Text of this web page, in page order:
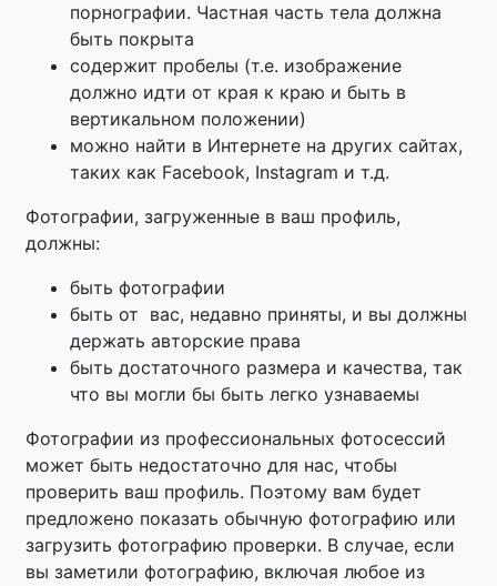
порнографии. Частная часть тела должна
быть покрыта
содержит пробелы (т.е. изображение
должно идти от края к краю и быть в
вертикальном положении)
можно найти в Интернете на других сайтах,
таких как Facebook, Instagram и т.д.
Фотографии, загруженные в ваш профиль,
должны:
быть фотографии
быть от вас, недавно приняты, и вы должны
держать авторские права
быть достаточного размера и качества, так
что вы могли бы быть легко узнаваемы
Фотографии из профессиональных фотосессий
может быть недостаточно для нас, чтобы
проверить ваш профиль. Поэтому вам будет
предложено показать обычную фотографию или
загрузить фотографию проверки. В случае, если
вы заметили фотографию, включая любое из